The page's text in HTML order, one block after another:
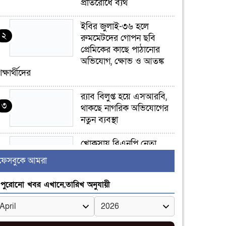
প্রতিরোধে ব্যর্থ
২
ইবির জুলাই-৩৬ হলে
রুমমেটদের গোপন ছবি
প্রেমিকের কাছে পাঠানোর
অভিযোগ, ক্ষোভ ও আতঙ্ক
৩
র‍্যাব বিলুপ্ত হয়ে এসআরবি,
থাকছে নাগরিক অভিযোগের
নতুন ব্যবস্থা
৪
খোকসায় বিএনপি নেতা
৫
সাঈদীর ছবিতে জুতা
নিক্ষেপকারীরা ‘জারজ
সন্তান’: আমির হামজা
আমরা
পুরোনো খবর এখানে,তারিখ অনুযায়ী